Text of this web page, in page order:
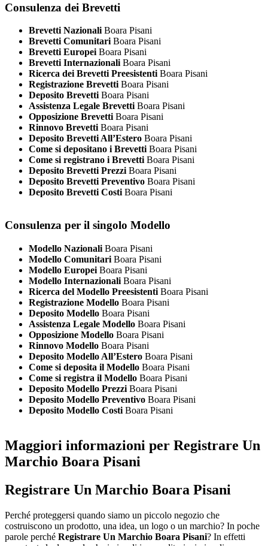
Consulenza dei Brevetti
Brevetti Nazionali Boara Pisani
Brevetti Comunitari Boara Pisani
Brevetti Europei Boara Pisani
Brevetti Internazionali Boara Pisani
Ricerca dei Brevetti Preesistenti Boara Pisani
Registrazione Brevetti Boara Pisani
Deposito Brevetti Boara Pisani
Assistenza Legale Brevetti Boara Pisani
Opposizione Brevetti Boara Pisani
Rinnovo Brevetti Boara Pisani
Deposito Brevetti All’Estero Boara Pisani
Come si depositano i Brevetti Boara Pisani
Come si registrano i Brevetti Boara Pisani
Deposito Brevetti Prezzi Boara Pisani
Deposito Brevetti Preventivo Boara Pisani
Deposito Brevetti Costi Boara Pisani
Consulenza per il singolo Modello
Modello Nazionali Boara Pisani
Modello Comunitari Boara Pisani
Modello Europei Boara Pisani
Modello Internazionali Boara Pisani
Ricerca del Modello Preesistenti Boara Pisani
Registrazione Modello Boara Pisani
Deposito Modello Boara Pisani
Assistenza Legale Modello Boara Pisani
Opposizione Modello Boara Pisani
Rinnovo Modello Boara Pisani
Deposito Modello All’Estero Boara Pisani
Come si deposita il Modello Boara Pisani
Come si registra il Modello Boara Pisani
Deposito Modello Prezzi Boara Pisani
Deposito Modello Preventivo Boara Pisani
Deposito Modello Costi Boara Pisani
Maggiori informazioni per Registrare Un
Marchio Boara Pisani
Registrare Un Marchio Boara Pisani
Perché proteggersi quando siamo un piccolo negozio che
costruiscono un prodotto, una idea, un logo o un marchio? In poche
parole perché Registrare Un Marchio Boara Pisani? In effetti